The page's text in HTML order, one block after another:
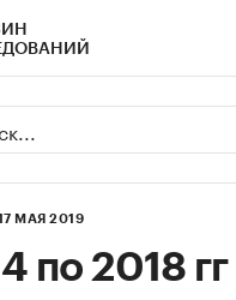
МАЯ 2019
по 2018 гг